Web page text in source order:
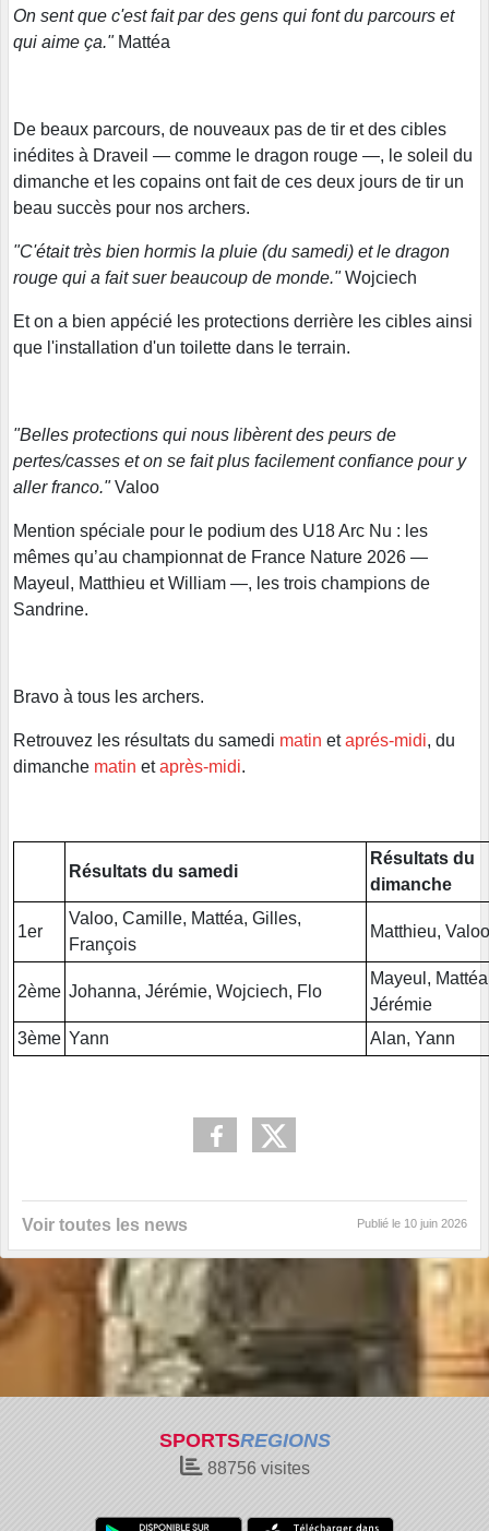
On sent que c'est fait par des gens qui font du parcours et
qui aime ça."Mattéa
De beaux parcours, de nouveaux pas de tir et des cibles
inédites à Draveil — comme le dragon rouge —, le soleil du
dimanche et les copains ont fait de ces deux jours de tir un
beau succès pour nos archers.
"C'était très bien hormis la pluie (du samedi) et le dragon
rouge qui a fait suer beaucoup de monde."Wojciech
Et on a bien appécié les protections derrière les cibles ainsi
que l'installation d'un toilette dans le terrain.
"Belles protections qui nous libèrent des peurs de
pertes/casses et on se fait plus facilement confiance pour y
aller franco."Valoo
Mention spéciale pour le podium des U18 Arc Nu : les
mêmes qu’au championnat de France Nature 2026 —
Mayeul, Matthieu et William —, les trois champions de
Sandrine.
Bravo à tous les archers.
Retrouvez les résultats du samedi matin etaprés-midi, du
dimanche matin etaprès-midi.
Résultats du samedi
Résultats du
dimanche
1er
Valoo, Camille, Mattéa, Gilles,
François
Matthieu, Valoo
2ème Johanna, Jérémie, Wojciech, Flo
Mayeul,
Jérémie
3ème Yann Alan, Yann
Voir toutes les news Publié le 10 juin 2026
SPORTSREGIONS
88756visites